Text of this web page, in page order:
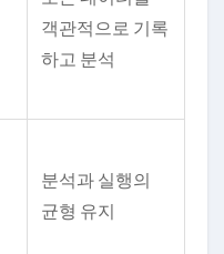
객관적으로 기록
하고 분석
분석과 실행의
균형 유지